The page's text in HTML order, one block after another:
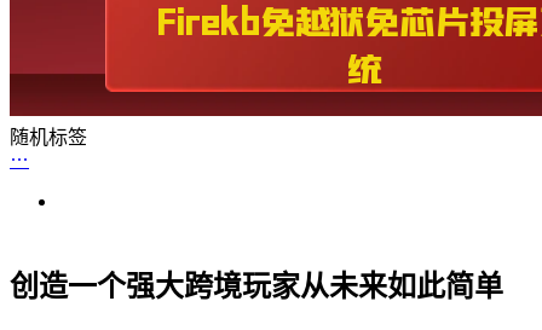
随机标签
创造一个强大跨境玩家从未来如此简单